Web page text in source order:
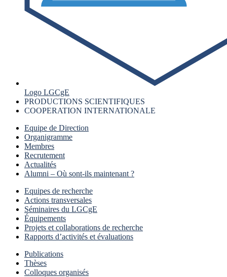
Logo LGCgE
PRODUCTIONS SCIENTIFIQUES
COOPERATION INTERNATIONALE
Equipe de Direction
Organigramme
Membres
Recrutement
Actualités
Alumni – Où sont-ils maintenant ?
Equipes de recherche
Actions transversales
Séminaires du LGCgE
Équipements
Projets et collaborations de recherche
Rapports d’activités et évaluations
Publications
Thèses
Colloques organisés